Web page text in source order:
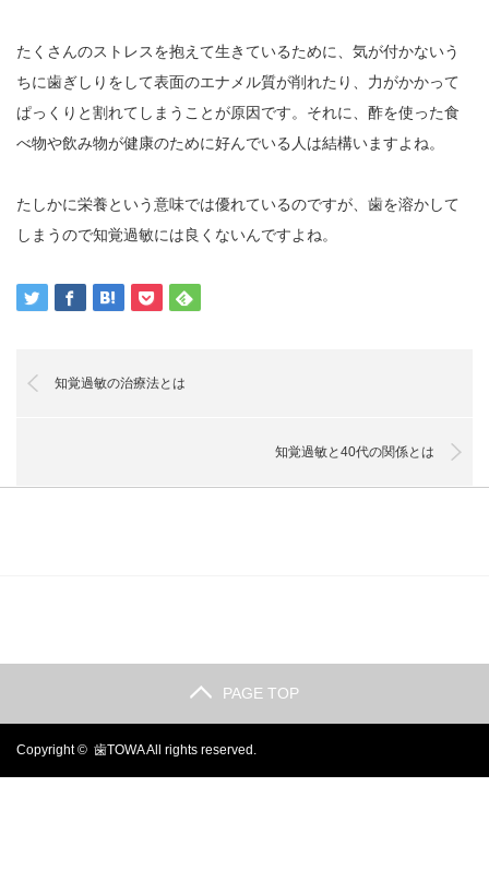
たくさんのストレスを抱えて生きているために、気が付かないう
ちに歯ぎしりをして表面のエナメル質が削れたり、力がかかって
ぱっくりと割れてしまうことが原因です。それに、酢を使った食
べ物や飲み物が健康のために好んでいる人は結構いますよね。
たしかに栄養という意味では優れているのですが、歯を溶かして
しまうので知覚過敏には良くないんですよね。
知覚過敏の治療法とは
知覚過敏と40代の関係とは
PAGE TOP
Copyright © 歯TOWAAll rights reserved.